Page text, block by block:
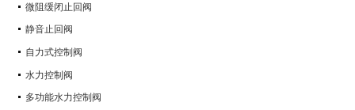
微阻缓闭止回阀
静音止回阀
自力式控制阀
水力控制阀
多功能水力控制阀